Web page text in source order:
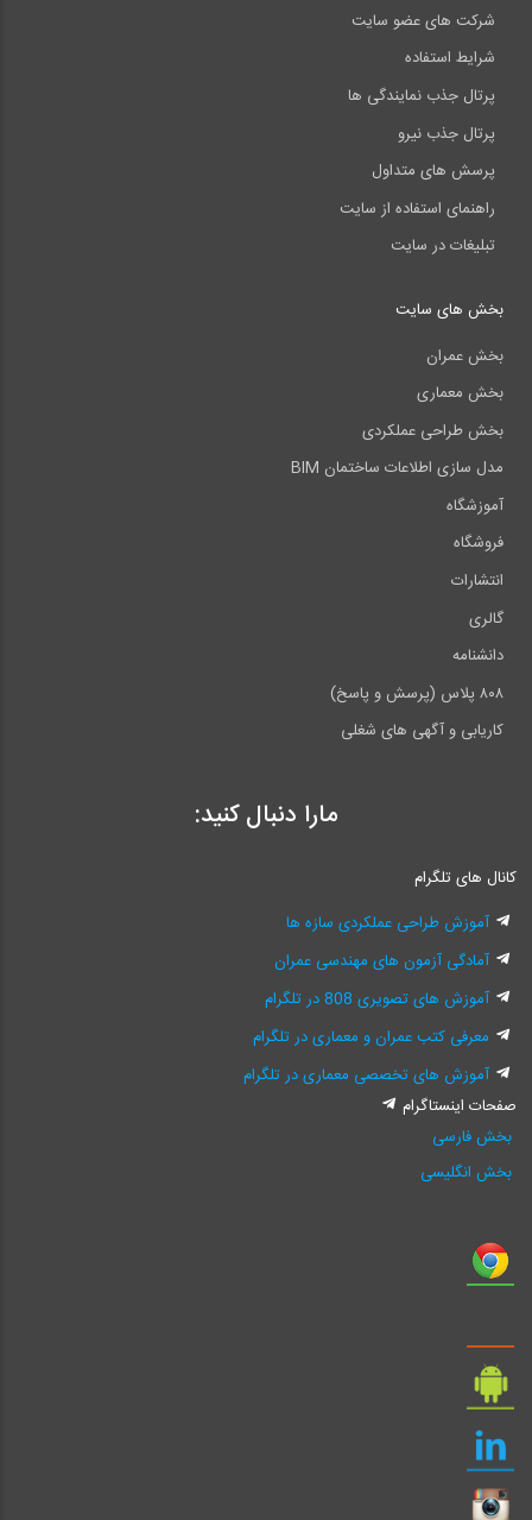
شرکت های عضو سایت
شرایط استفاده
پرتال جذب نمایندگی ها
پرتال جذب نیرو
پرسش های متداول
راهنمای استفاده از سایت
تبلیغات در سایت
بخش های سایت
بخش عمران
بخش معماری
بخش طراحی عملکردی
مدل سازی اطلاعات ساختمان BIM
آموزشگاه
فروشگاه
انتشارات
گالری
دانشنامه
۸۰۸ پلاس (پرسش و پاسخ)
کاریابی و آگهی های شغلی
مارا دنبال کنید:
کانال های تلگرام
آموزش طراحی عملکردی سازه ها
آمادگی آزمون های مهندسی عمران
آموزش های تصویری 808 در تلگرام
معرفی کتب عمران و معماری در تلگرام
آموزش های تخصصی معماری در تلگرام
صفحات اینستاگرام
بخش فارسی
بخش انگلیسی